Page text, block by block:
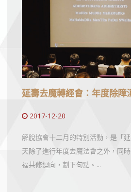
延壽去魔轉經會：年度除障
2017-12-20
解脫協會十二月的特別活動，是「
天除了進行年度去魔法會之外，同
福共修迴向，劃下句點。...